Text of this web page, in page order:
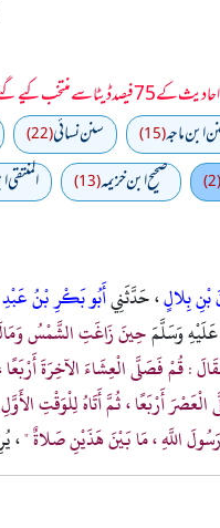
اس لیے ان نتائج کو ابتدائی (اندازاً) سمجھا جائے۔
ابن ماجه(15) سنن نسائي(22)
(2) صحيح ابن خزيمه(13)
بِلالٍ، حَدَّثَنِيأَبُو بَكْرِ بْنُ عَبْدِ
عَلَيْهِ وَسَلَّمَحِينَ زَاغَتِ الشَّمْسُ
: قُمْ فَصَلَّى الْعِشَاءَ الآخِرَةَ
أَرْبَعًا ، ثُمَّ أَتَاهُ لِلْوَقْتِ
اللَّهِ ، مَا بَيْنَ هَذَيْنِ صَلاةٌ "،